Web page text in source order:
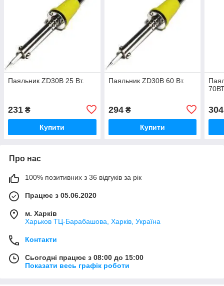
Паяльник ZD30B 25 Вт.
231 ₴
Купити
Паяльник ZD30B 60 Вт.
294₴
Купити
304
Про нас
100% позитивних з 36 відгуків за рік
Працює з 05.06.2020
м. Харків
Харьков ТЦ-Барабашова, Харків, Україна
Контакти
Сьогодні працює з 08:00 до 15:00
Показати весь графік роботи